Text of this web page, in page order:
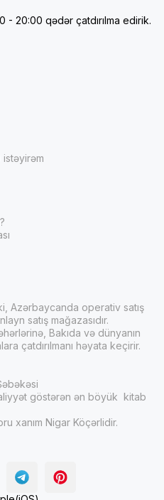
- 20:00 qədər çatdırılma edirik.
Azərbaycanda operativ satış
satış mağazasıdır.
Bakıda və dünyanın
çatdırılmanı həyata keçirir.
göstərən ən böyük kitab
xanım Nigar Köçərlidir.